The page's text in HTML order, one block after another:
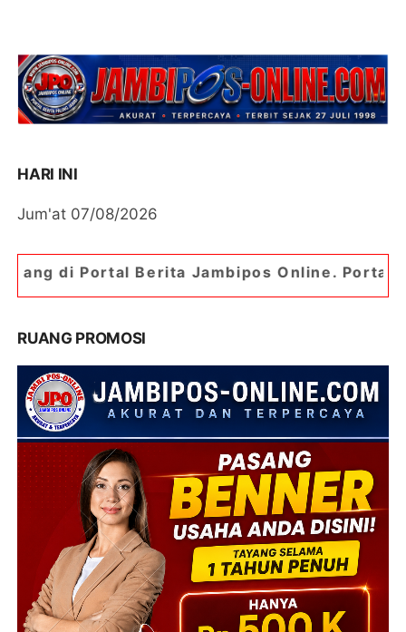
HARI INI
Jum'at 07/08/2026
Berita Jambipos Online. Portal Berita Paling
RUANG PROMOSI